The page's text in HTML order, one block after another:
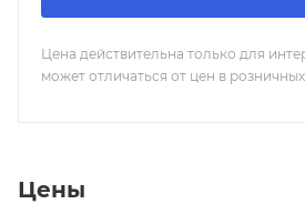
Цена действительна только для
может отличаться от цен в
Цены